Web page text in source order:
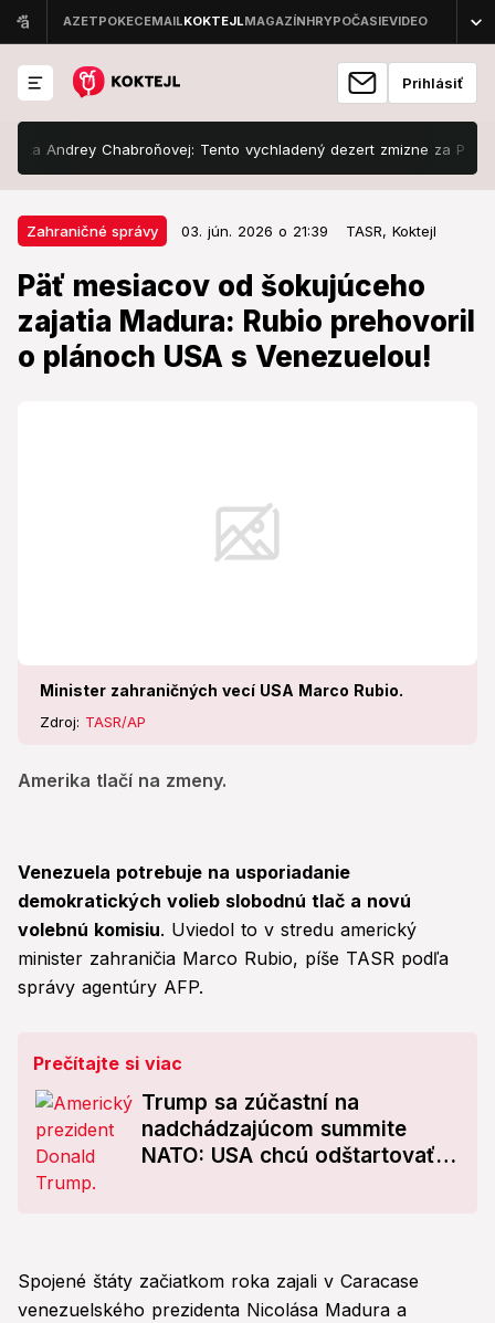
Prihlásiť
Andrey Chabroňovej: Tento vychladený dezert zmizne za PÁR
Zahraničné správy 03. jún. 2026 o 21:39 TASR, Koktejl
Päť mesiacov od šokujúceho
zajatia Madura: Rubio prehovoril
o plánoch USA s Venezuelou!
Minister zahraničných vecí USA Marco Rubio.
Zdroj: TASR/AP
Amerika tlačí na zmeny.
Zahraničné správy 03. jún. 2026 o 21:39
Päť mesiacov od šokujúceho
zajatia Madura: Rubio prehovoril o
plánoch USA s Venezuelou!
Venezuela potrebuje na usporiadanie
demokratických volieb slobodnú tlač a novú
volebnú komisiu. Uviedol to v stredu americký
minister zahraničia Marco Rubio, píše TASR podľa
správy agentúry AFP.
Prečítajte si viac
Trump sa zúčastní na
nadchádzajúcom summite
NATO: USA chcú odštartovať
Spojené štáty začiatkom roka zajali v Caracase
venezuelského prezidenta Nicolása Madura a